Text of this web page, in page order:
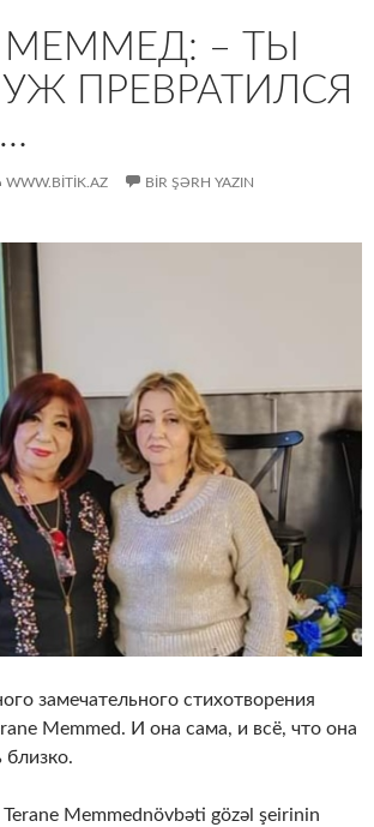
МЕММЕД: – ТЫ
ПРЕВРАТИЛСЯ
WWW.BITIK.AZ BIR ŞƏRH YAZIN
замечательного стихотворения
Memmed. И она сама, и всё, что она
близко.
Memmednövbəti gözəl şeirinin